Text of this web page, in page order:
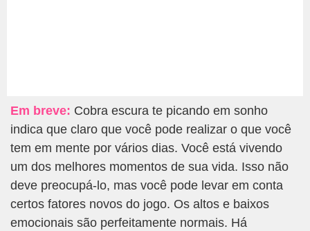
Em breve: Cobra escura te picando em sonho
indica que claro que você pode realizar o que você
tem em mente por vários dias. Você está vivendo
um dos melhores momentos de sua vida. Isso não
deve preocupá-lo, mas você pode levar em conta
certos fatores novos do jogo. Os altos e baixos
emocionais são perfeitamente normais. Há